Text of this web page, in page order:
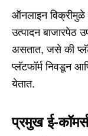
ऑनलाइन विक्रीमुळे
उत्पादन बाजारपेठ
असतात, जसे की
प्लॅटफॉर्म निवडून
येतात.
प्रमुख ई-